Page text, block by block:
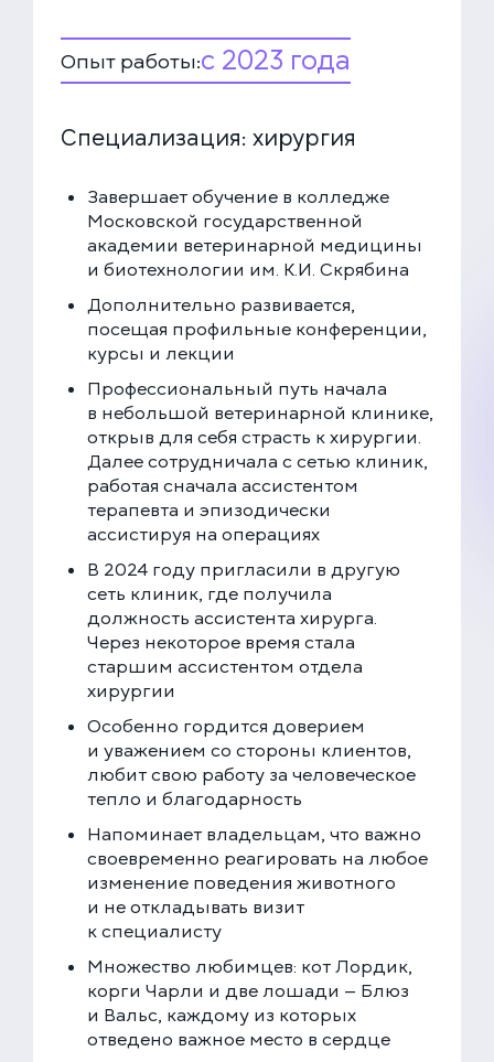
Опыт работы:с 2023 года
Специализация: хирургия
Завершает обучение в колледже
Московской государственной
академии ветеринарной медицины
и биотехнологии им. К.И. Скрябина
Дополнительно развивается,
посещая профильные конференции,
курсы и лекции
Профессиональный путь начала
в небольшой ветеринарной клинике,
открыв для себя страсть к хирургии.
Далее сотрудничала с сетью клиник,
работая сначала ассистентом
терапевта и эпизодически
ассистируя на операциях
В 2024 году пригласили в другую
сеть клиник, где получила
должность ассистента хирурга.
Через некоторое время стала
старшим ассистентом отдела
хирургии
Особенно гордится доверием
и уважением со стороны клиентов,
любит свою работу за человеческое
тепло и благодарность
Напоминает владельцам, что важно
своевременно реагировать на любое
изменение поведения животного
и не откладывать визит
к специалисту
Множество любимцев: кот Лордик,
корги Чарли и две лошади — Блюз
и Вальс, каждому из которых
отведено важное место в сердце
Соглашаюсь с политикойконфиденциальности
и обработки данных
ЗАПИСАТЬСЯ НА ПРИЁМ
Многопрофильная клиника на Большой
Серпуховской
Москва, ул. Большая Серпуховская, 62к2
+7 (499) 288-80-36
Круглосуточно
Скоро открытие!
Многопрофильная клиника на Введенского
Москва, ул. Введенского, 24Б
+7 (499) 288-80-36
Клиника на Карамышевской набережной
Москва, Карамышевская наб., 2А
+7 (499) 288-80-36